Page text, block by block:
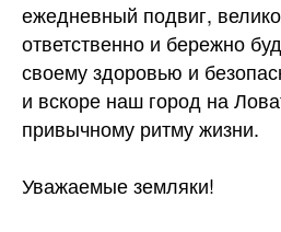
ежедневный подвиг,
ответственно и бережно
своему здоровью и
и вскоре наш город на
привычному ритму жизни.
Уважаемые земляки!